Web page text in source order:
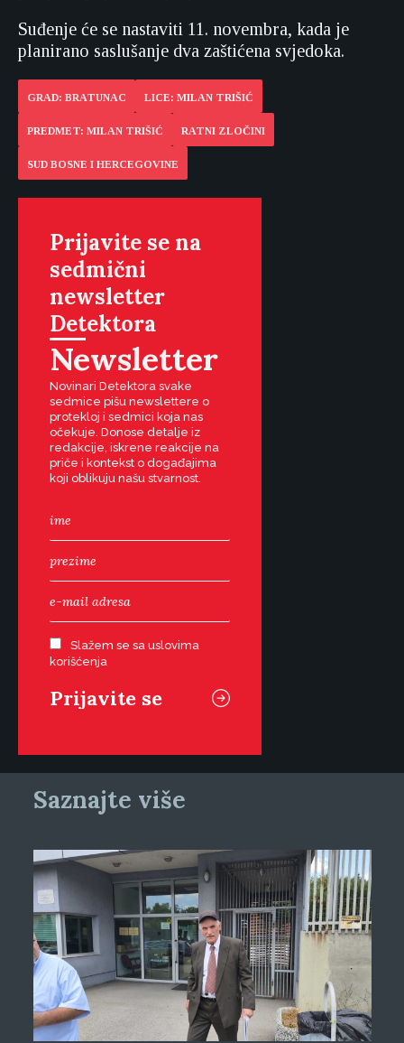
Suđenje će se nastaviti 11. novembra, kada je
planirano saslušanje dva zaštićena svjedoka.
GRAD: BRATUNAC LICE: MILAN TRIŠIĆ
PREDMET: MILAN TRIŠIĆ RATNI ZLOČINI
SUD BOSNE I HERCEGOVINE
Prijavite se na
sedmični
newsletter
Detektora
Newsletter
Novinari Detektora svake
sedmice pišu newslettere o
protekloj i sedmici koja nas
očekuje. Donose detalje iz
redakcije, iskrene reakcije na
priče i kontekst o događajima
koji oblikuju našu stvarnost.
Slažem se sa uslovima
korišćenja
Saznajte više